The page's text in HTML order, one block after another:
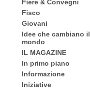
Fiere & Convegni
Fisco
Giovani
Idee che cambiano il
mondo
IL MAGAZINE
In primo piano
Informazione
Iniziative